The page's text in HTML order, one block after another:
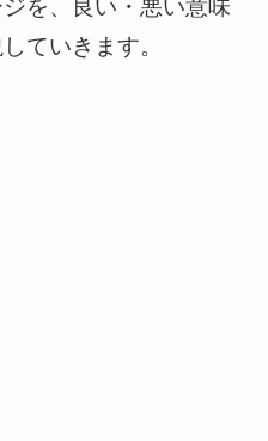
を、良い・悪い意味
ていきます。